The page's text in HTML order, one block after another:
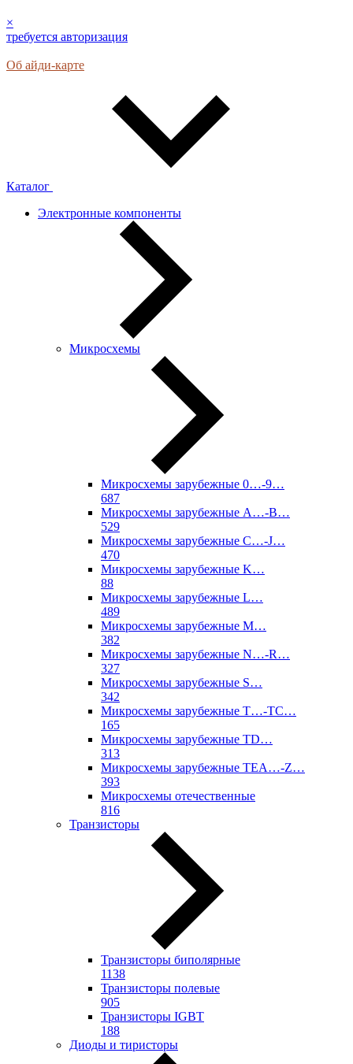
×
требуется авторизация
Об айди-карте
Каталог
Электронные компоненты
Микросхемы
Микросхемы зарубежные 0…-9…
687
Микросхемы зарубежные A…-B…
529
Микросхемы зарубежные C…-J…
470
Микросхемы зарубежные K…
88
Микросхемы зарубежные L…
489
Микросхемы зарубежные M…
382
Микросхемы зарубежные N…-R…
327
Микросхемы зарубежные S…
342
Микросхемы зарубежные T…-TC…
165
Микросхемы зарубежные TD…
313
Микросхемы зарубежные TEA…-Z…
393
Микросхемы отечественные
816
Транзисторы
Транзисторы биполярные
1138
Транзисторы полевые
905
Транзисторы IGBT
188
Диоды и тиристоры